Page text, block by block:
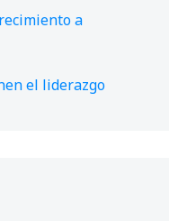
a
el liderazgo